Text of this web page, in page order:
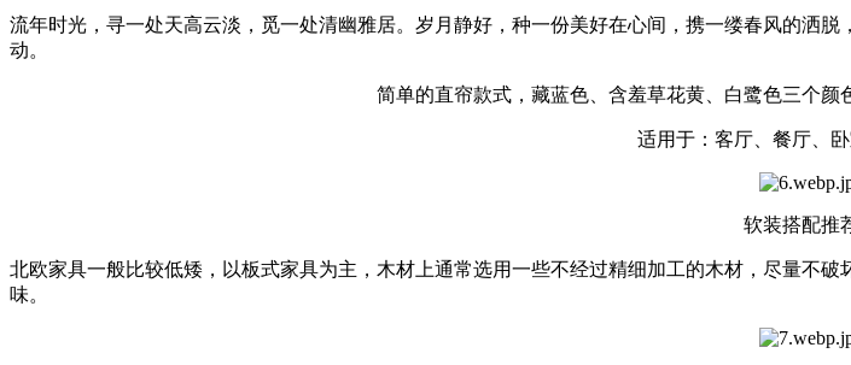
流年时光，寻一处天高云淡，觅一处清幽雅居。岁月静好，种一份美好在心间，携一缕春风的洒
动。
简单的直帘款式，藏蓝色、含羞草花黄、白鹭色三个颜
适用于：客厅、餐厅、
软装搭配推
北欧家具一般比较低矮，以板式家具为主，木材上通常选用一些不经过精细加工的木材，尽量不
味。